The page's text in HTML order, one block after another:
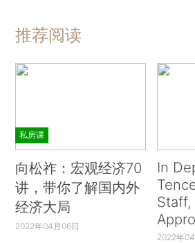
推荐阅读
私房课
向松祚：宏观经济70
讲，带你了解国内外
经济大局
2022年04月06日
In
Staff,
2022年